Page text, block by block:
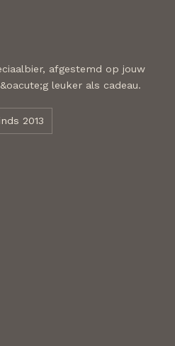
afgestemd op jouw
leuker als cadeau.
2013